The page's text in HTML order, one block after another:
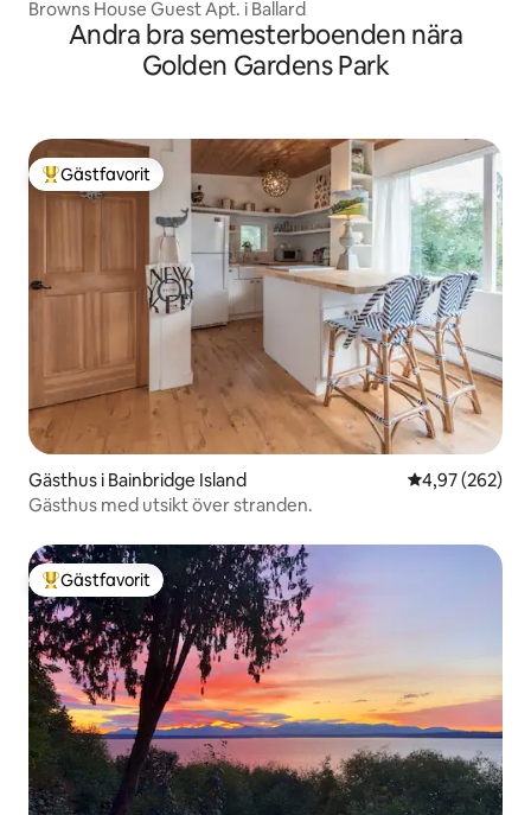
Browns House Guest Apt. i Ballard
Andra bra semesterboenden nära
Golden Gardens Park
Populär gästfavorit
Gästfavorit
Gästhus i Bainbridge Island 4,97 av 5 i
4,97 (262)
Gästhus med utsikt över stranden.
Populär gästfavorit
Gästfavorit